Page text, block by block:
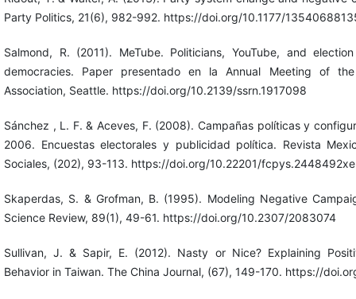
Party Politics, 21(6), 982-992. https://doi.org/10.1177/
Salmond, R. (2011). MeTube. Politicians, YouTube, and
democracies. Paper presentado en la Annual Meeting of
Association, Seattle. https://doi.org/10.2139/ssrn.1917098
Sánchez , L. F. & Aceves, F. (2008). Campañas políticas y
2006. Encuestas electorales y publicidad política. Revista
Sociales, (202), 93-113. https://doi.org/10.22201/
Skaperdas, S. & Grofman, B. (1995). Modeling Negative
Science Review, 89(1), 49-61. https://doi.org/10.2307/2083074
Sullivan, J. & Sapir, E. (2012). Nasty or Nice? Explaining
Behavior in Taiwan. The China Journal, (67), 149-170. https://